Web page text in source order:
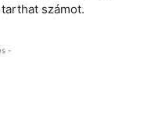
számot.
-